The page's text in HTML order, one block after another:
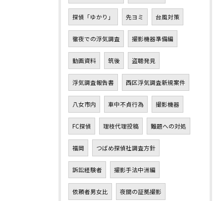
探偵「ゆかり」 先ヨミ 台風対策
徹夜での浮気調査 撮影機器準備編
動画資料 筑後 盗聴発見
浮気調査報告書 西区浮気調査新規案件
八女市内 車中不貞行為 撮影機器
FC探偵 理枝代理投稿 難題への対処
福岡 つばめ探偵社調査方針
訴訟経験者 撮影手法中洲編
依頼者男女比 夜間の証拠撮影